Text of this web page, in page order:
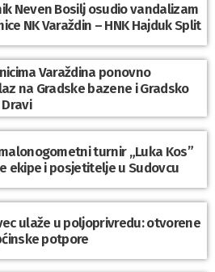
Neven Bosilj osudio vandalizam
NK Varaždin – HNK Hajduk Split
Varaždina ponovno
na Gradske bazene i Gradsko
turnir „Luka Kos”
ekipe i posjetitelje u Sudovcu
ulaže u poljoprivredu: otvorene
potpore